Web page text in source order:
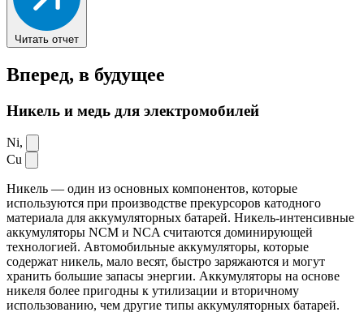
Читать отчет
Вперед, в будущее
Никель и медь для электромобилей
Ni,
Cu
Никель — один из основных компонентов, которые
используются при производстве прекурсоров катодного
материала для аккумуляторных батарей. Никель-интенсивные
аккумуляторы NCM и NCA считаются доминирующей
технологией. Автомобильные аккумуляторы, которые
содержат никель, мало весят, быстро заряжаются и могут
хранить большие запасы энергии. Аккумуляторы на основе
никеля более пригодны к утилизации и вторичному
использованию, чем другие типы аккумуляторных батарей.